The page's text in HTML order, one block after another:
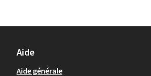
Aide
Aide générale